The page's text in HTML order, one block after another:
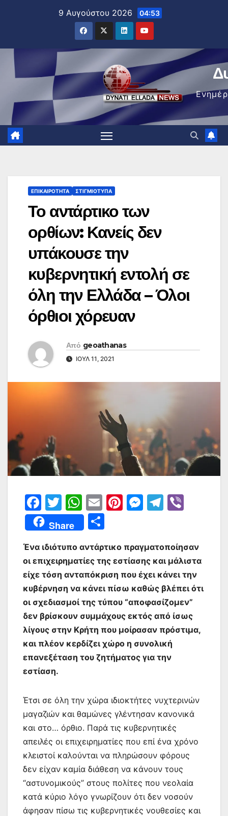
9 Αυγούστου 2026 04:53
ΕΠΙΚΑΙΡΌΤΗΤΑ ΣΤΙΓΜΙΌΤΥΠΑ
Το αντάρτικο των
ορθίων: Κανείς δεν
υπάκουσε την
κυβερνητική εντολή σε
όλη την Ελλάδα – Όλοι
όρθιοι χόρευαν
Από geoathanas
ΙΟΎΛ 11, 2021
F
a
c
e
b
o
o
k
T
w
itt
er
W
h
at
s
A
p
p
E
m
ai
l
Pi
e
st
M
s
e
n
g
er
T
gr
a
m
Share
ρ
α
σ
τε
ίτ
ε
Ένα ιδιότυπο αντάρτικο πραγματοποίησαν
οι επιχειρηματίες της εστίασης και μάλιστα
είχε τόση ανταπόκριση που έχει κάνει την
κυβέρνηση να κάνει πίσω καθώς βλέπει ότι
οι σχεδιασμοί της τύπου “αποφασίζομεν”
δεν βρίσκουν συμμάχους εκτός από ίσως
λίγους στην Κρήτη που μοίρασαν πρόστιμα,
και πλέον κερδίζει χώρο η συνολική
επανεξέταση του ζητήματος για την
εστίαση.
Έτσι σε όλη την χώρα ιδιοκτήτες νυχτερινών
μαγαζιών και θαμώνες γλέντησαν κανονικά
και στο… όρθιο. Παρά τις κυβερνητικές
απειλές οι επιχειρηματίες που επί ένα χρόνο
κλειστοί καλούνται να πληρώσουν φόρους
δεν είχαν καμία διάθεση να κάνουν τους
“αστυνομικούς” στους πολίτες που νεολαία
κατά κύριο λόγο γνωρίζουν ότι δεν νοσούν
άφησαν πίσω τις κυβερνητικές νουθεσίες και